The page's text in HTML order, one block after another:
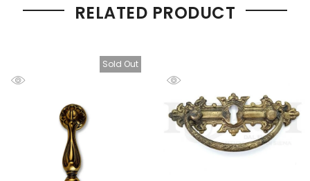
RELATED PRODUCT
Sold Out